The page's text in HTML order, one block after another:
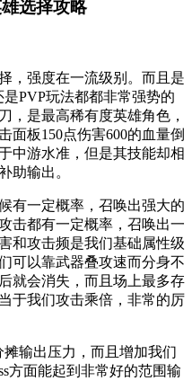
选择攻略
，强度在一流级别。而且是
PVP玩法都都非常强势的
，是最高稀有度英雄角色，
面板150点伤害600的血量倒
中游水准，但是其技能却相
助输出。
有一定概率，召唤出强大的
击都有一定概率，召唤出一
和攻击频是我们基础属性级
可以靠武器叠攻速而分身不
就会消失，而且场上最多存
于我们攻击乘倍，非常的厉
输出压力，而且增加我们
方面能起到非常好的范围输